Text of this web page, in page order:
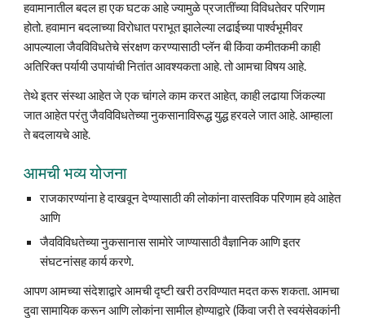
हवामानातील बदल हा एक घटक आहे ज्यामुळे प्रजातींच्या विविधतेवर परिणाम
होतो. हवामान बदलाच्या विरोधात पराभूत झालेल्या लढाईच्या पार्श्वभूमीवर
आपल्याला जैवविविधतेचे संरक्षण करण्यासाठी प्लॅन बी किंवा कमीतकमी काही
अतिरिक्त पर्यायी उपायांची नितांत आवश्यकता आहे. तो आमचा विषय आहे.
तेथे इतर संस्था आहेत जे एक चांगले काम करत आहेत, काही लढाया जिंकल्या
जात आहेत परंतु जैवविविधतेच्या नुकसानाविरूद्ध युद्ध हरवले जात आहे. आम्हाला
ते बदलायचे आहे.
आमची भव्य योजना
राजकारण्यांना हे दाखवून देण्यासाठी की लोकांना वास्तविक परिणाम हवे आहेत
आणि
जैवविविधतेच्या नुकसानास सामोरे जाण्यासाठी वैज्ञानिक आणि इतर
संघटनांसह कार्य करणे.
आपण आमच्या संदेशाद्वारे आमची दृष्टी खरी ठरविण्यात मदत करू शकता. आमचा
दुवा सामायिक करून आणि लोकांना सामील होण्याद्वारे (किंवा जरी ते स्वयंसेवकांनी